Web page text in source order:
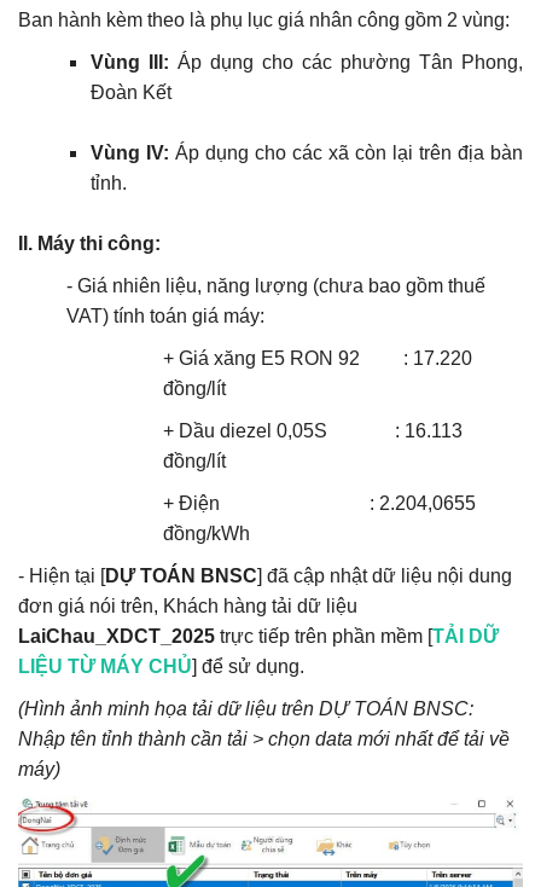
Ban hành kèm theo là phụ lục giá nhân công gồm 2 vùng:
Vùng III: Áp dụng cho các phường Tân Phong,
Đoàn Kết
Vùng IV: Áp dụng cho các xã còn lại trên địa bàn
tỉnh.
II. Máy thi công:
- Giá nhiên liệu, năng lượng (chưa bao gồm thuế
VAT) tính toán giá máy:
+ Giá xăng E5 RON 92 : 17.220
đồng/lít
+ Dầu diezel 0,05S : 16.113
đồng/lít
+ Điện : 2.204,0655
đồng/kWh
- Hiện tại [DỰ TOÁN BNSC] đã cập nhật dữ liệu nội dung
đơn giá nói trên, Khách hàng tải dữ liệu
LaiChau_XDCT_2025 trực tiếp trên phần mềm [TẢI DỮ
LIỆU TỪ MÁY CHỦ] để sử dụng.
(Hình ảnh minh họa tải dữ liệu trên DỰ TOÁN BNSC:
Nhập tên tỉnh thành cần tải > chọn data mới nhất để tải về
máy)